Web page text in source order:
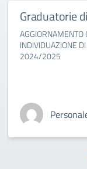
Graduatorie
INDIVIDUAZIONE
2024/2025